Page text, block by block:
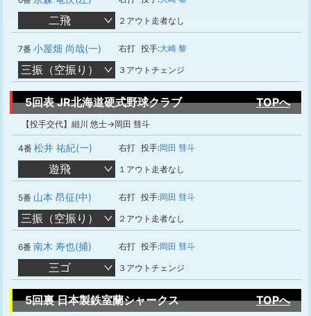
二飛 ２アウト走者なし
7番 小屋畑 尚哉(一) 右打 投手:大崎 黎
三振（空振り） ３アウトチェンジ
5回表 JR北海道硬式野球クラブ TOPへ
【投手交代】細川 悠士→岡田 彗斗
4番 松井 祐紀(一) 右打 投手:岡田 彗斗
遊飛 １アウト走者なし
5番 山本 昂征(中) 右打 投手:岡田 彗斗
三振（空振り） ２アウト走者なし
6番 南木 寿也(捕) 右打 投手:岡田 彗斗
三ゴ ３アウトチェンジ
5回裏 日本製鉄室蘭シャークス TOPへ